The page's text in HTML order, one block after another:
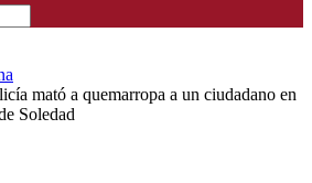
mató a quemarropa a un ciudadano en
Soledad